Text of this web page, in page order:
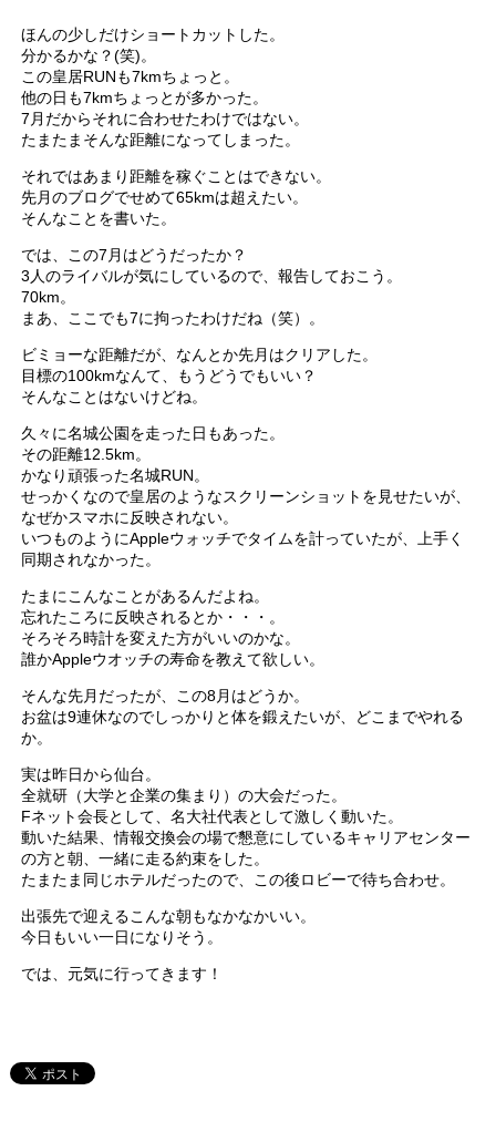
ほんの少しだけショートカットした。
分かるかな？(笑)。
この皇居RUNも7kmちょっと。
他の日も7kmちょっとが多かった。
7月だからそれに合わせたわけではない。
たまたまそんな距離になってしまった。
それではあまり距離を稼ぐことはできない。
先月のブログでせめて65kmは超えたい。
そんなことを書いた。
では、この7月はどうだったか？
3人のライバルが気にしているので、報告しておこう。
70km。
まあ、ここでも7に拘ったわけだね（笑）。
ビミョーな距離だが、なんとか先月はクリアした。
目標の100kmなんて、もうどうでもいい？
そんなことはないけどね。
久々に名城公園を走った日もあった。
その距離12.5km。
かなり頑張った名城RUN。
せっかくなので皇居のようなスクリーンショットを見せたいが、
なぜかスマホに反映されない。
いつものようにAppleウォッチでタイムを計っていたが、上手く
同期されなかった。
たまにこんなことがあるんだよね。
忘れたころに反映されるとか・・・。
そろそろ時計を変えた方がいいのかな。
誰かAppleウオッチの寿命を教えて欲しい。
そんな先月だったが、この8月はどうか。
お盆は9連休なのでしっかりと体を鍛えたいが、どこまでやれる
か。
実は昨日から仙台。
全就研（大学と企業の集まり）の大会だった。
Fネット会長として、名大社代表として激しく動いた。
動いた結果、情報交換会の場で懇意にしているキャリアセンター
の方と朝、一緒に走る約束をした。
たまたま同じホテルだったので、この後ロビーで待ち合わせ。
出張先で迎えるこんな朝もなかなかいい。
今日もいい一日になりそう。
では、元気に行ってきます！